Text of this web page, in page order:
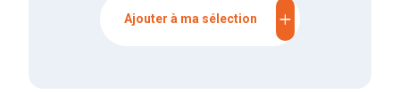
Ajouter à ma sélection add